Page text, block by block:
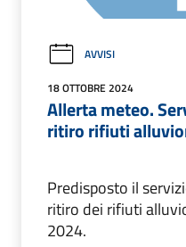
AVVISI
18 OTTOBRE 2024
Allerta meteo.
ritiro rifiuti
Predisposto il
ritiro dei rifiuti
2024.